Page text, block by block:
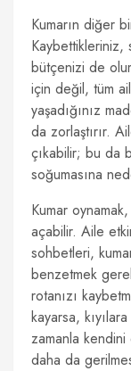
Kumarın diğer
Kaybettikleriniz,
bütçenizi de
için değil, tüm
yaşadığınız
da zorlaştırır.
çıkabilir; bu da
soğumasına
Kumar
açabilir. Aile
sohbetleri,
benzetmek
rotanızı
kayarsa,
zamanla kendini
daha da